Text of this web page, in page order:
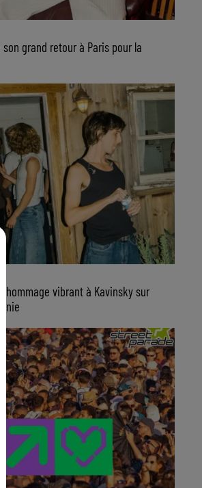
grand retour à Paris pour la
hommage vibrant à Kavinsky sur